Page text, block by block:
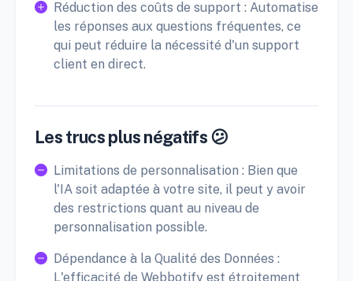
Réduction des coûts de support : Automatise
les réponses aux questions fréquentes, ce
qui peut réduire la nécessité d'un support
client en direct.
Les trucs plus négatifs 😕
Limitations de personnalisation : Bien que
l'IA soit adaptée à votre site, il peut y avoir
des restrictions quant au niveau de
personnalisation possible.
Dépendance à la Qualité des Données :
L'efficacité de Webbotify est étroitement